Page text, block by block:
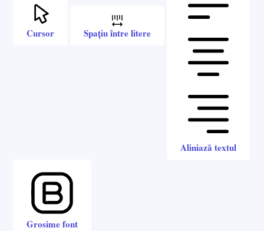
Cursor Spațiu între litere
Aliniază textul
Grosime font